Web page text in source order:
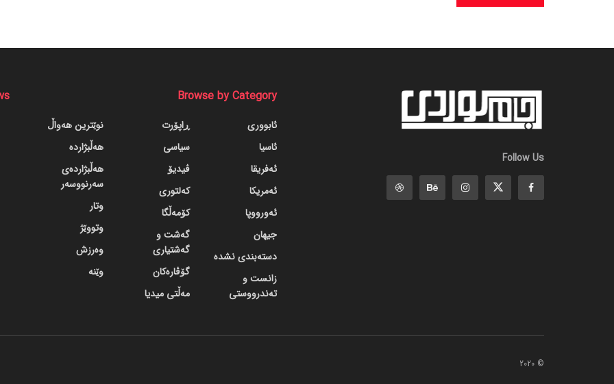
Follow Us
Browse by Category
ئابووری
ئاسیا
ئەفریقا
ئەمریکا
ئەورووپا
جیهان
دسته‌بندی نشده
زانست و
تەندرووستی
ڕاپۆرت
سیاسی
ڤیدیۆ
کەلتوری
کۆمەڵگا
گه‌شت و
گه‌شتیاری
گۆڤاره‌کان
مەڵتی میدیا
نوێترین هەواڵ
هەڵبژاردە
هەڵبژاردەی
سەرنووسەر
وتار
وتووێژ
وەرزش
وێنە
© 2020